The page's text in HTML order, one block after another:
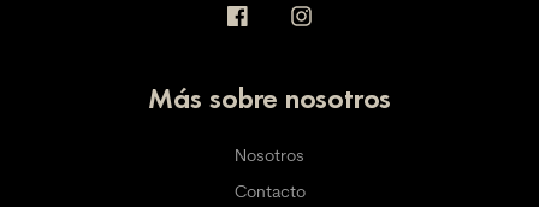
Más sobre nosotros
Nosotros
Contacto